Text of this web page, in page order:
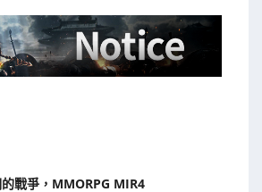
戰爭，MMORPG MIR4